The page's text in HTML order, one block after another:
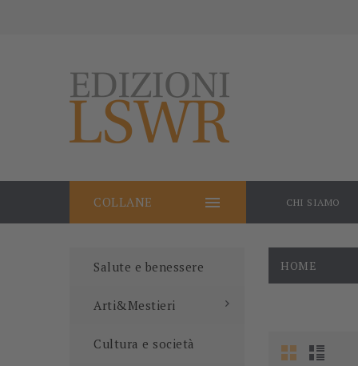

COLLANE CHI SIAMO
Salute e benessere
Arti&Mestieri
Cultura e società
HOME